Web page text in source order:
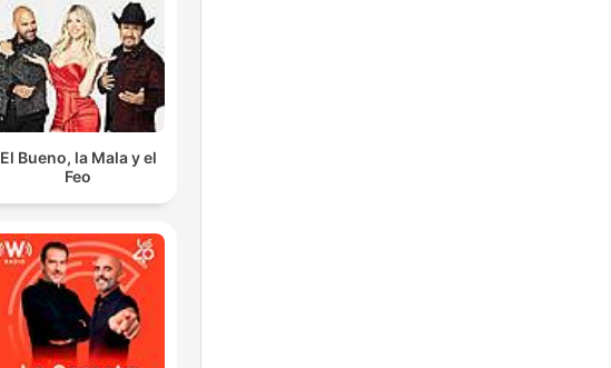
El Bueno, la Mala y el
Feo